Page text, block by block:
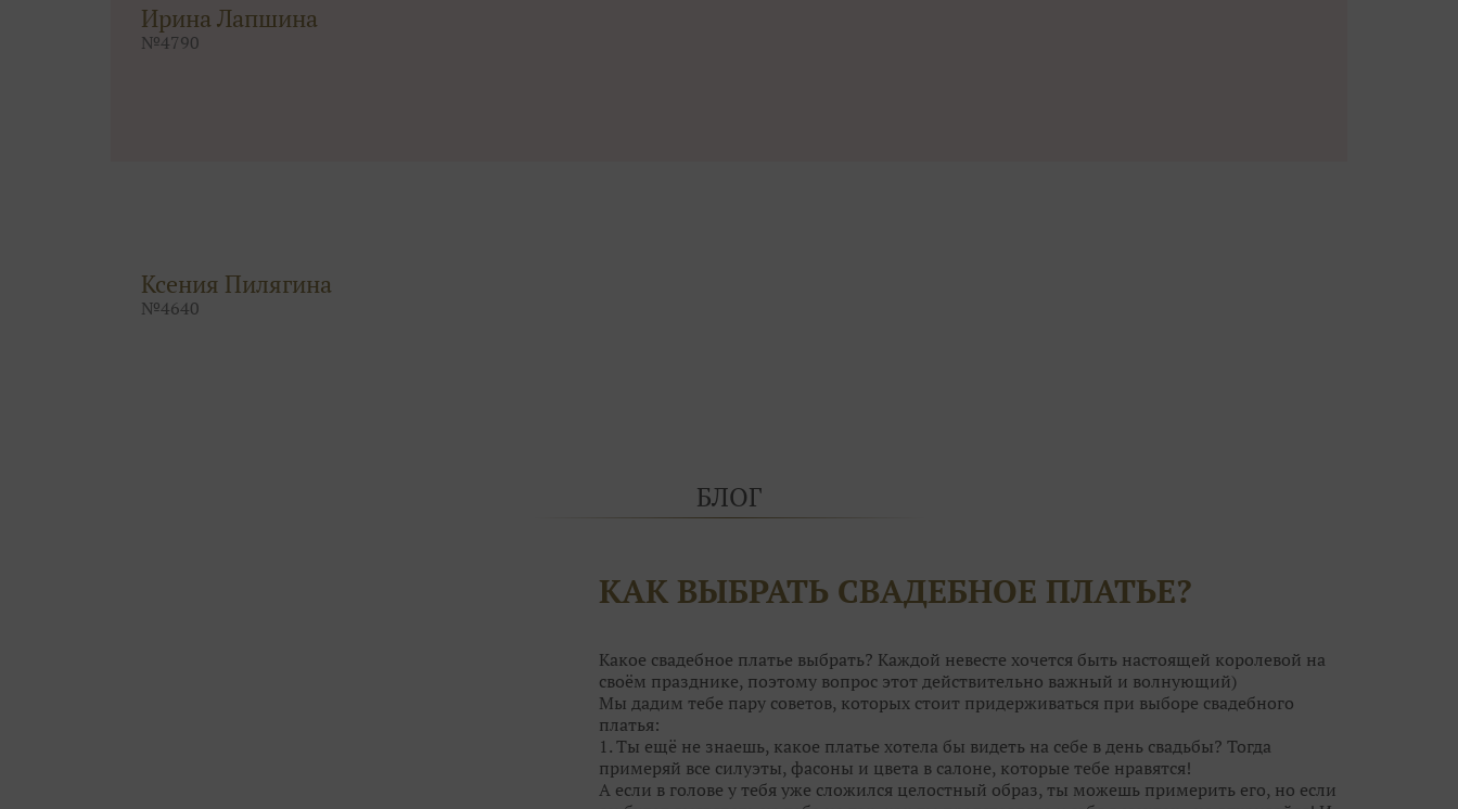
Ирина Лапшина
№4790
Ксения Пилягина
№4640
БЛОГ
КАК ВЫБРАТЬ СВАДЕБНОЕ ПЛАТЬЕ?
Какое свадебное платье выбрать? Каждой невесте хочется быть настоящей королевой на
своём празднике, поэтому вопрос этот действительно важный и волнующий)
Мы дадим тебе пару советов, которых стоит придерживаться при выборе свадебного
платья:
1. Ты ещё не знаешь, какое платье хотела бы видеть на себе в день свадьбы? Тогда
примеряй все силуэты, фасоны и цвета в салоне, которые тебе нравятся!
А если в голове у тебя уже сложился целостный образ, ты можешь примерить его, но если